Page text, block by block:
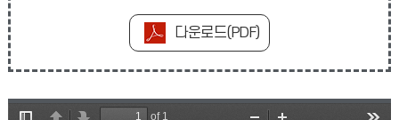
다운로드(PDF)